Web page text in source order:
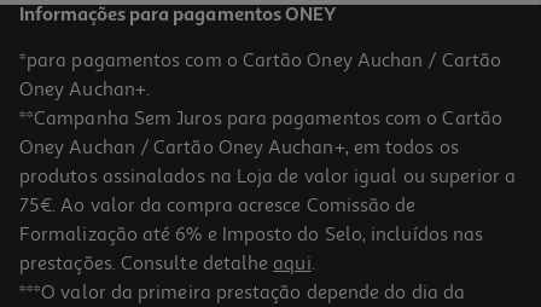
Aventura Odisseias - Voo De Helicóptero E Emoções Fortes
Informações para pagamentos ONEY
*para pagamentos com o Cartão Oney Auchan / Cartão
Oney Auchan+.
**Campanha Sem Juros para pagamentos com o Cartão
Oney Auchan / Cartão Oney Auchan+, em todos os
produtos assinalados na Loja de valor igual ou superior a
75€. Ao valor da compra acresce Comissão de
Formalização até 6% e Imposto do Selo, incluídos nas
prestações. Consulte detalhe aqui.
***O valor da primeira prestação depende do dia da